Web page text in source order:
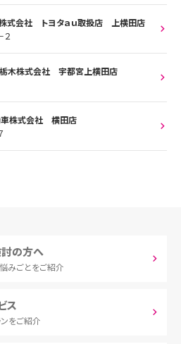
株式会社 トヨタａｕ取扱店 上横田店
２
栃木株式会社 宇都宮上横田店
車株式会社 横田店
の方へ
みごとをご紹介
ス
をご紹介